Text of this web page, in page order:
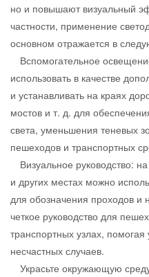
но и повышают визуальный
частности, применение
основном отражается в
Вспомогательное
использовать в качестве
и устанавливать на краях
мостов и т. д. для
света, уменьшения теневых
пешеходов и транспортных
Визуальное руководство:
и других местах можно
для обозначения проходов и
четкое руководство для
транспортных узлах,
несчастных случаев.
Украсьте окружающую